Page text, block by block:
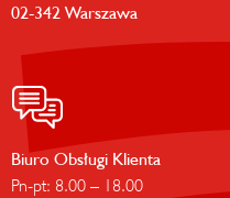
02-342 Warszawa
Biuro Obsługi Klienta
Pn-pt: 8.00 – 18.00